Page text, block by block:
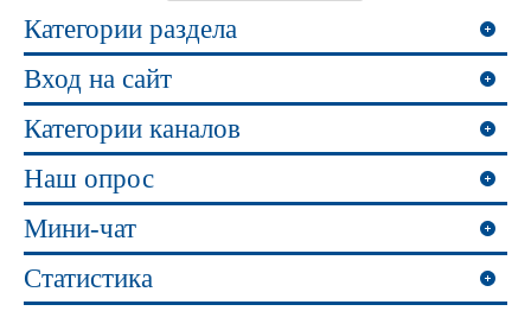
Категории раздела
Вход на сайт
Категории каналов
Наш опрос
Мини-чат
Статистика